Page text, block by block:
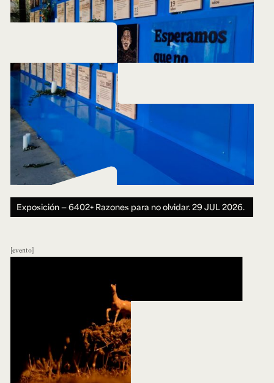
Exposición — 6402+ Razones para no olvidar.29 JUL 2026.
evento